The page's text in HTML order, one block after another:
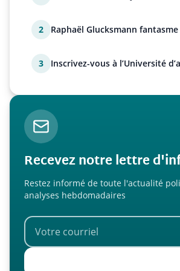
2 Raphaël Glucksmann
3 Inscrivez-vous à l’Université
Recevez notre lettre
Restez informé de toute l'actualité
analyses hebdomadaires